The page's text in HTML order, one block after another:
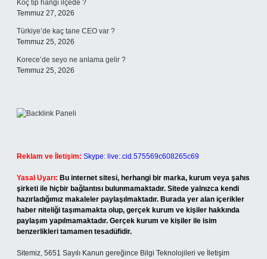
Koç tıp hangi ilçede ?
Temmuz 27, 2026
Türkiye’de kaç tane CEO var ?
Temmuz 25, 2026
Korece’de seyo ne anlama gelir ?
Temmuz 25, 2026
Reklam ve İletişim: Skype: live:.cid.575569c608265c69
Yasal Uyarı: Bu internet sitesi, herhangi bir marka, kurum veya şahıs
şirketi ile hiçbir bağlantısı bulunmamaktadır. Sitede yalnızca kendi
hazırladığımız makaleler paylaşılmaktadır. Burada yer alan içerikler
haber niteliği taşımamakta olup, gerçek kurum ve kişiler hakkında
paylaşım yapılmamaktadır. Gerçek kurum ve kişiler ile isim
benzerlikleri tamamen tesadüfidir.
Sitemiz, 5651 Sayılı Kanun gereğince Bilgi Teknolojileri ve İletişim